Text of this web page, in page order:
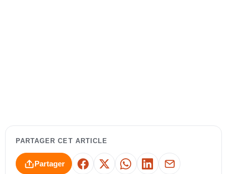
PARTAGER CET ARTICLE
Partager Facebook
X WhatsAppLinkedInE-mail